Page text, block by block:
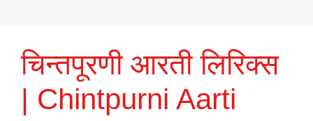
चिन्तपूरणी आरती लिरिक्स
| Chintpurni Aarti